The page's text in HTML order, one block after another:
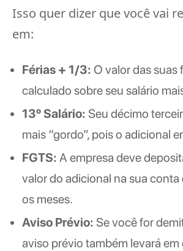
Isso quer dizer que você vai
em:
Férias + 1/3: O valor das suas
calculado sobre seu salário
13º Salário: Seu décimo
mais “gordo”, pois o adicional
FGTS: A empresa deve
valor do adicional na sua
os meses.
Aviso Prévio: Se você for
aviso prévio também levará em